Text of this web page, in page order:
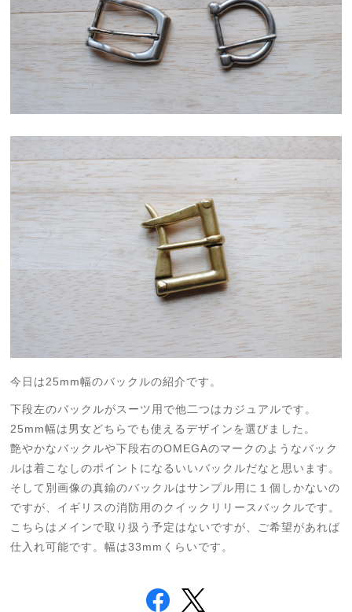
今日は25mm幅のバックルの紹介です。
下段左のバックルがスーツ用で他二つはカジュアルです。
25mm幅は男女どちらでも使えるデザインを選びました。
艶やかなバックルや下段右のOMEGAのマークのようなバック
ルは着こなしのポイントになるいいバックルだなと思います。
そして別画像の真鍮のバックルはサンプル用に１個しかないの
ですが、イギリスの消防用のクイックリリースバックルです。
こちらはメインで取り扱う予定はないですが、ご希望があれば
仕入れ可能です。幅は33mmくらいです。